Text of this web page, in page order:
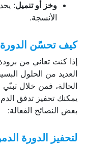
وخز أو تنميل:
الأنسجة.
كيف تحسّن
إذا كنت تعاني من
العديد من الحلول
الحالة، فمن خلال تبنّي
يمكنك تحفيز تدفق الدم
بعض النصائح الفعالة:
لتحفيز الدورة